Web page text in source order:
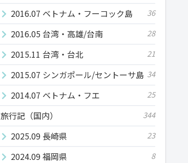
2016.07 ベトナム・フーコック島 36
2016.05 台湾・高雄/台南 28
2015.11 台湾・台北 21
2015.07 シンガポール/セントーサ島 34
2014.07 ベトナム・フエ 25
旅行記（国内） 344
2025.09 長崎県 23
2024.09 福岡県 8